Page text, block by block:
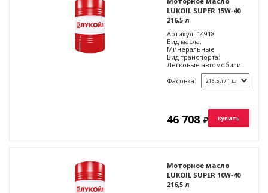
LUKOIL SUPER 15W‑40
216,5 л
Артикул: 14918
Вид масла:
Минеральные
Вид транспорта:
Легковые автомобили
Фасовка:
46 708 ₽ Купить
Моторное масло
LUKOIL SUPER 10W‑40
216,5 л